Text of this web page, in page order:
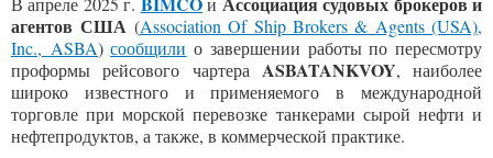
агентов США (Association Of Ship Brokers & Agents (USA),
Inc., ASBA)сообщили о завершении работы по пересмотру
проформы рейсового чартера ASBATANKVOY, наиболее
широко известного и применяемого в международной
торговле при морской перевозке танкерами сырой нефти и
нефтепродуктов, а также, в коммерческой практике.